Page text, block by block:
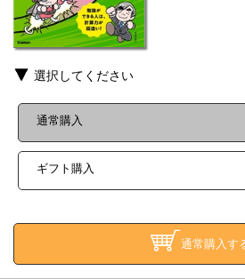
選択してください
通常購入
ギフト購入
通常購入す